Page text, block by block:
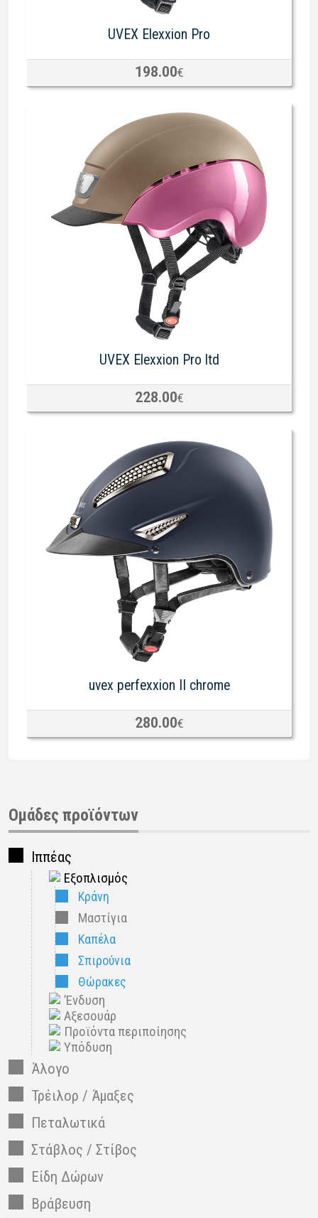
UVEX Elexxion Pro
198.00€
UVEX Elexxion Pro ltd
228.00€
uvex perfexxion II chrome
280.00€
Ομάδες προϊόντων
Ιππέας
Εξοπλισμός
Κράνη
Μαστίγια
Καπέλα
Σπιρούνια
Θώρακες
’Ενδυση
Αξεσουάρ
Προϊόντα περιποίησης
Υπόδυση
Άλογο
Τρέιλορ / Άμαξες
Πεταλωτικά
Στάβλος / Στίβος
Είδη Δώρων
Βράβευση